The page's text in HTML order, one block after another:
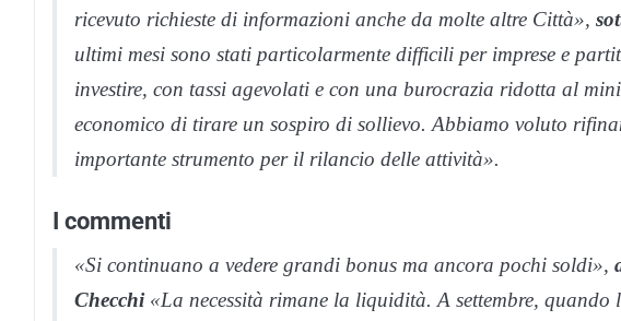
ricevuto richieste di informazioni anche da molte altre Città»,
ultimi mesi sono stati particolarmente difficili per imprese e
investire, con tassi agevolati e con una burocrazia ridotta al
economico di tirare un sospiro di sollievo. Abbiamo voluto
importante strumento per il rilancio delle attività».
I commenti
«Si continuano a vedere grandi bonus ma ancora pochi soldi»,
Checchi«La necessità rimane la liquidità. A settembre,